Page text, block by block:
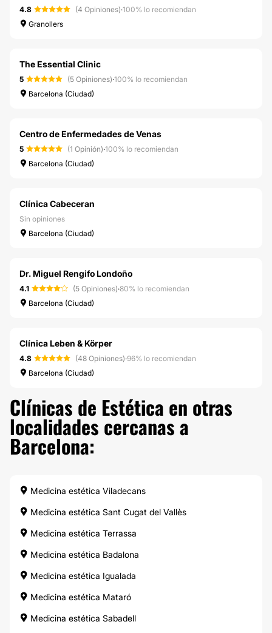
4.8 (4 Opiniones)·100% lo recomiendan
Granollers
The Essential Clinic
5 (5 Opiniones)·100% lo recomiendan
Barcelona (Ciudad)
Centro de Enfermedades de Venas
5 (1 Opinión)·100% lo recomiendan
Barcelona (Ciudad)
Clínica Cabeceran
Sin opiniones
Barcelona (Ciudad)
Dr. Miguel Rengifo Londoño
4.1 (5 Opiniones)·80% lo recomiendan
Barcelona (Ciudad)
Clínica Leben & Körper
4.8 (48 Opiniones)·96% lo recomiendan
Barcelona (Ciudad)
Clínicas de Estética en otras
localidades cercanas a
Barcelona:
Medicina estética Viladecans
Medicina estética Sant Cugat del Vallès
Medicina estética Terrassa
Medicina estética Badalona
Medicina estética Igualada
Medicina estética Mataró
Medicina estética Sabadell